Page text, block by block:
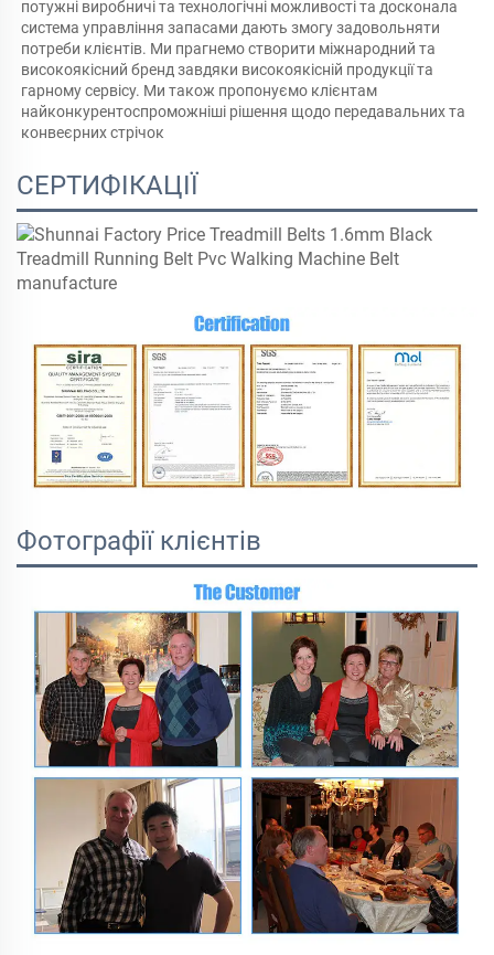
потужні виробничі та технологічні можливості та досконала
система управління запасами дають змогу задовольняти
потреби клієнтів. Ми прагнемо створити міжнародний та
високоякісний бренд завдяки високоякісній продукції та
гарному сервісу. Ми також пропонуємо клієнтам
найконкурентоспроможніші рішення щодо передавальних та
конвеєрних стрічок
СЕРТИФІКАЦІЇ
Фотографії клієнтів